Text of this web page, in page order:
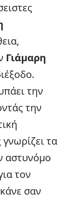
Γιάμαρη
την
την
τα
αστυνόμο
τον
σαν